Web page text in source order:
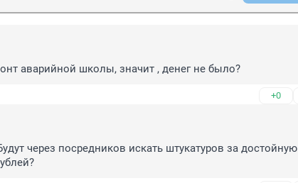
аварийной школы, значит , денег не было?
+0
через посредников искать штукатуров за достойную